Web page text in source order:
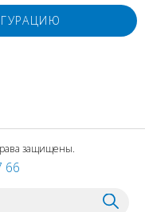
защищены.
66